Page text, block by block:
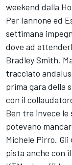
weekend dalla
Per Iannone ed
settimana
dove ad
Bradley Smith.
tracciato
prima gara della
con il
Ben tre invece le
potevano
Michele Pirro.
pista anche con